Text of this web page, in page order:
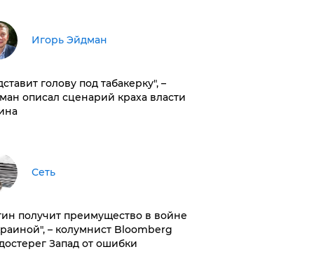
Игорь Эйдман
голову под табакерку", –
описал сценарий краха власти
Сеть
получит преимущество в войне
– колумнист Bloomberg
Запад от ошибки